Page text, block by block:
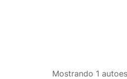
Mostrando 1